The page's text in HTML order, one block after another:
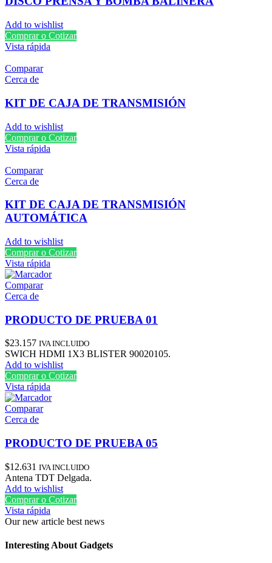
Add to wishlist
Comprar o Cotizar
Vista rápida
Comparar
Cerca de
KIT DE CAJA DE TRANSMISIÓN
Add to wishlist
Comprar o Cotizar
Vista rápida
Comparar
Cerca de
KIT DE CAJA DE TRANSMISIÓN
AUTOMÁTICA
Add to wishlist
Comprar o Cotizar
Vista rápida
Comparar
Cerca de
PRODUCTO DE PRUEBA 01
$23.157 IVA INCLUIDO
SWICH HDMI 1X3 BLISTER 90020105.
Add to wishlist
Comprar o Cotizar
Vista rápida
Comparar
Cerca de
PRODUCTO DE PRUEBA 05
$12.631 IVA INCLUIDO
Antena TDT Delgada.
Add to wishlist
Comprar o Cotizar
Vista rápida
Our new article best news
Interesting About Gadgets